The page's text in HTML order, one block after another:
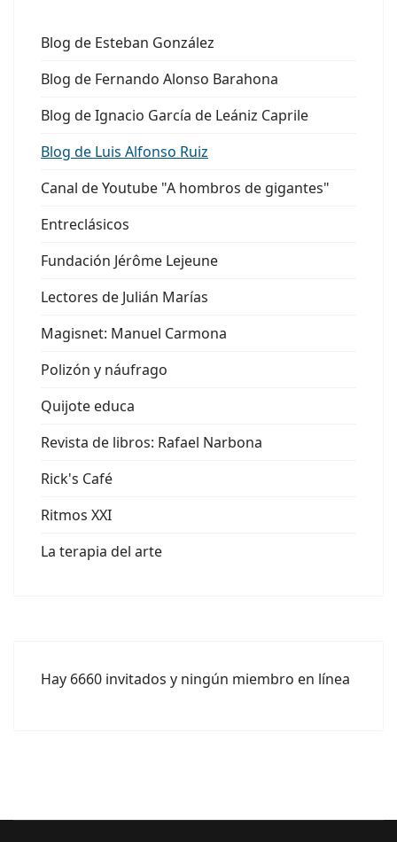
Blog de Esteban González
Blog de Fernando Alonso Barahona
Blog de Ignacio García de Leániz Caprile
Blog de Luis Alfonso Ruiz
Canal de Youtube "A hombros de gigantes"
Entreclásicos
Fundación Jérôme Lejeune
Lectores de Julián Marías
Magisnet: Manuel Carmona
Polizón y náufrago
Quijote educa
Revista de libros: Rafael Narbona
Rick's Café
Ritmos XXI
La terapia del arte
Hay 6660 invitados y ningún miembro en línea